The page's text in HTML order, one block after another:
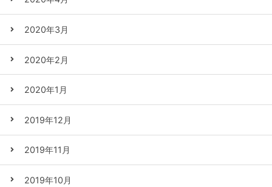
2020年3月
2020年2月
2020年1月
2019年12月
2019年11月
2019年10月